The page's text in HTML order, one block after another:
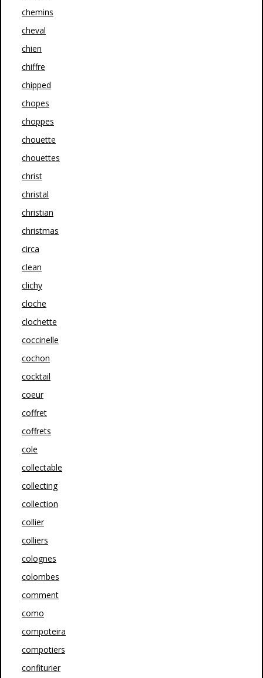
chemins
cheval
chien
chiffre
chipped
chopes
choppes
chouette
chouettes
christ
christal
christian
christmas
circa
clean
clichy
cloche
clochette
coccinelle
cochon
cocktail
coeur
coffret
coffrets
cole
collectable
collecting
collection
collier
colliers
colognes
colombes
comment
como
compoteira
compotiers
confiturier